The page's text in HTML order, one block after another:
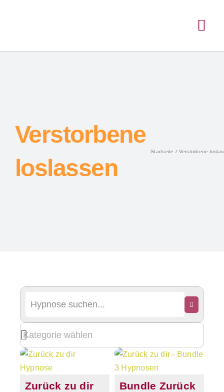
Verstorbene
loslassen
Startseite Verstorbene
Zurück zu dir
Bundle Zurück